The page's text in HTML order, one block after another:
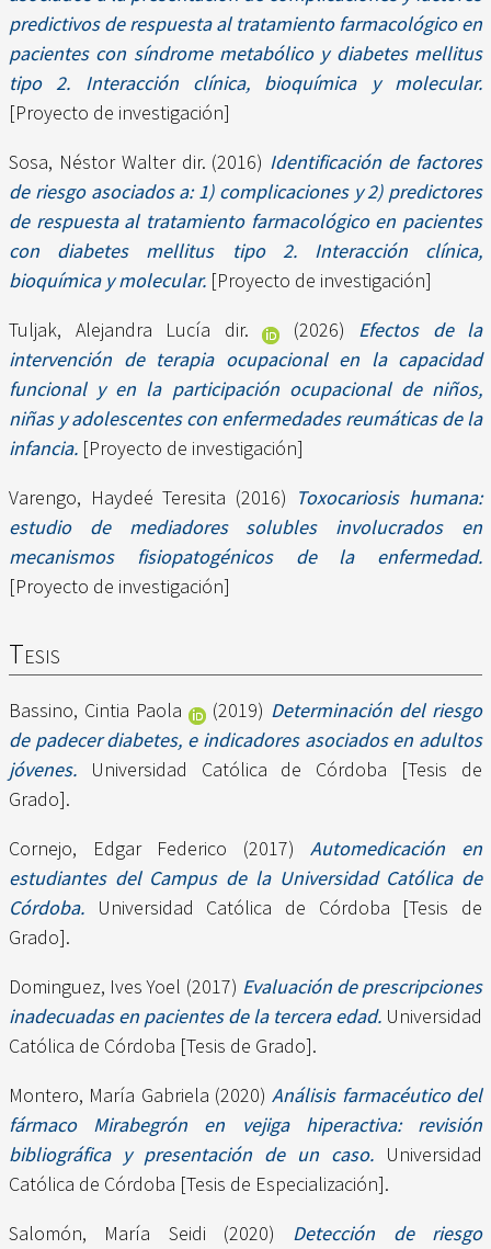
predictivos de respuesta al tratamiento farmacológico en
pacientes con síndrome metabólico y diabetes mellitus
tipo 2. Interacción clínica, bioquímica y molecular.
[Proyecto de investigación]
Sosa, Néstor Walter dir. (2016) Identificación de factores
de riesgo asociados a: 1) complicaciones y 2) predictores
de respuesta al tratamiento farmacológico en pacientes
con diabetes mellitus tipo 2. Interacción clínica,
bioquímica y molecular. [Proyecto de investigación]
Tuljak, Alejandra Lucía dir.
(2026) Efectos de la
intervención de terapia ocupacional en la capacidad
funcional y en la participación ocupacional de niños,
niñas y adolescentes con enfermedades reumáticas de la
infancia. [Proyecto de investigación]
Varengo, Haydeé Teresita (2016) Toxocariosis humana:
estudio de mediadores solubles involucrados en
mecanismos fisiopatogénicos de la enfermedad.
[Proyecto de investigación]
Tesis
Bassino, Cintia Paola (2019) Determinación del riesgo
de padecer diabetes, e indicadores asociados en adultos
jóvenes. Universidad Católica de Córdoba [Tesis de
Grado].
Cornejo, Edgar Federico (2017)Automedicación en
estudiantes del Campus de la Universidad Católica de
Córdoba. Universidad Católica de Córdoba [Tesis de
Grado].
Dominguez, Ives Yoel (2017) Evaluación de prescripciones
inadecuadas en pacientes de la tercera edad. Universidad
Católica de Córdoba [Tesis de Grado].
Montero, María Gabriela (2020)Análisis farmacéutico del
fármaco Mirabegrón en vejiga hiperactiva: revisión
bibliográfica y presentación de un caso. Universidad
Católica de Córdoba [Tesis de Especialización].
Salomón, María Seidi (2020) Detección de riesgo